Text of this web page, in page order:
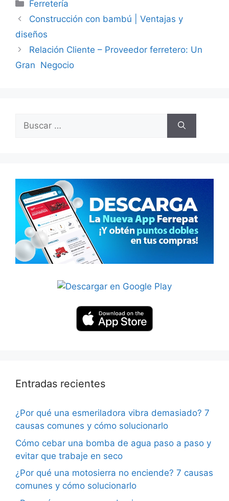
Ferretería
Construcción con bambú | Ventajas y
diseños
Relación Cliente – Proveedor ferretero: Un
Gran Negocio
Buscar:
Entradas recientes
¿Por qué una esmeriladora vibra demasiado? 7
causas comunes y cómo solucionarlo
Cómo cebar una bomba de agua paso a paso y
evitar que trabaje en seco
¿Por qué una motosierra no enciende? 7 causas
comunes y cómo solucionarlo